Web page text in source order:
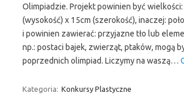
Olimpiadzie. Projekt powinien być wielkości:
(wysokość) x 15cm (szerokość), inaczej:
i powinien zawierać: przyjazne tło lub
np.: postaci bajek, zwierząt, ptaków, mogą
poprzednich olimpiad. Liczymy na waszą…
Kategoria: Konkursy Plastyczne